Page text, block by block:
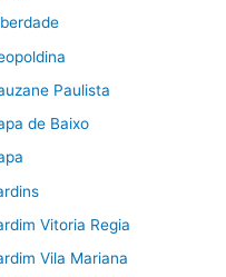
Paulista
de Baixo
Vitoria Regia
Vila Mariana